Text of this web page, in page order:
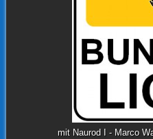
mit Naurod I - Marco